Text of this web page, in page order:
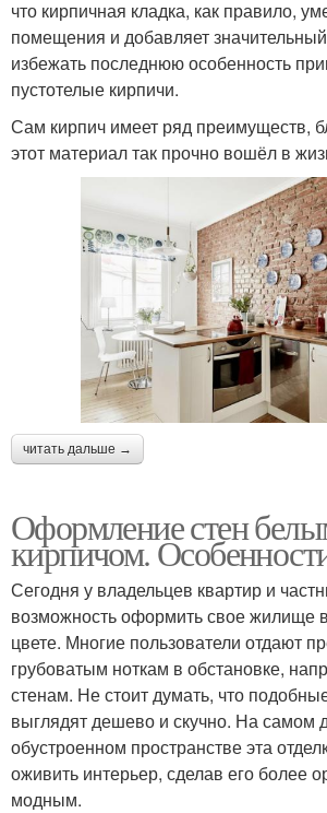
что кирпичная кладка, как правило,
помещения и добавляет
избежать последнюю особенность
пустотелые кирпичи.
Сам кирпич имеет ряд преимуществ,
этот материал так прочно вошёл в
читать дальше →
Оформление стен
кирпичом.
Сегодня у владельцев квартир и
возможность оформить свое жилище
цвете. Многие пользователи отдают
грубоватым ноткам в обстановке,
стенам. Не стоит думать, что
выглядят дешево и скучно. На самом
обустроенном пространстве эта
оживить интерьер, сделав его более
модным.